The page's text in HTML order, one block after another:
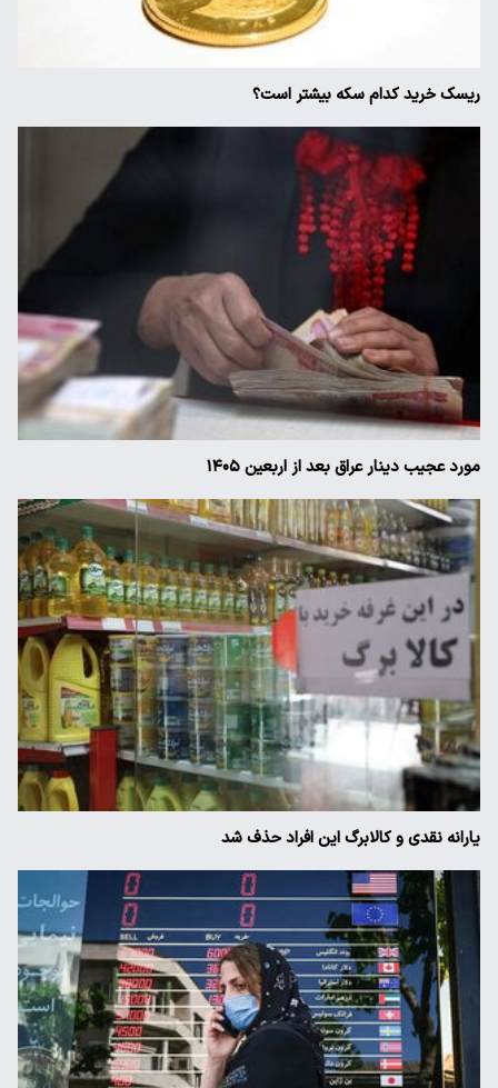
ریسک خرید کدام سکه بیشتر است؟
مورد عجیب دینار عراق بعد از اربعین ۱۴۰۵
یارانه نقدی و کالابرگ این افراد حذف شد